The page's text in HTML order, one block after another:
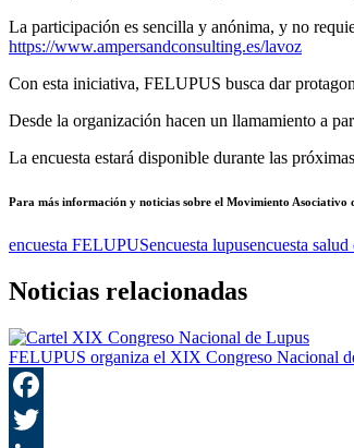
La participación es sencilla y anónima, y no
https://www.ampersandconsulting.es/lavoz
Con esta iniciativa, FELUPUS busca dar
Desde la organización hacen un llamamiento a
La encuesta estará disponible durante las
Para más información y noticias sobre el Movimiento Asociativo
encuesta FELUPUSencuesta lupusencuesta salud
Noticias relacionadas
FELUPUS organiza el XIX Congreso Nacional